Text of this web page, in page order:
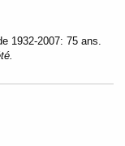
1932-2007: 75 ans.